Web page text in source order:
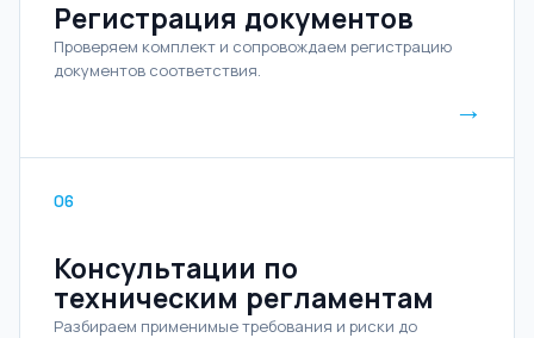
Регистрация документов
Проверяем комплект и сопровождаем регистрацию
документов соответствия.
→
06
Консультации по
техническим регламентам
Разбираем применимые требования и риски до